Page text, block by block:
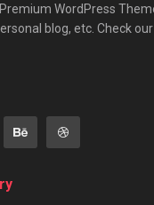
WordPress
blog, etc. Check